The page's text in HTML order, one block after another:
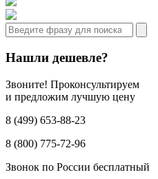
Нашли дешевле?
Звоните! Проконсультируем
и предложим лучшую цену
8 (499) 653-88-23
8 (800) 775-72-96
Звонок по России бесплатный